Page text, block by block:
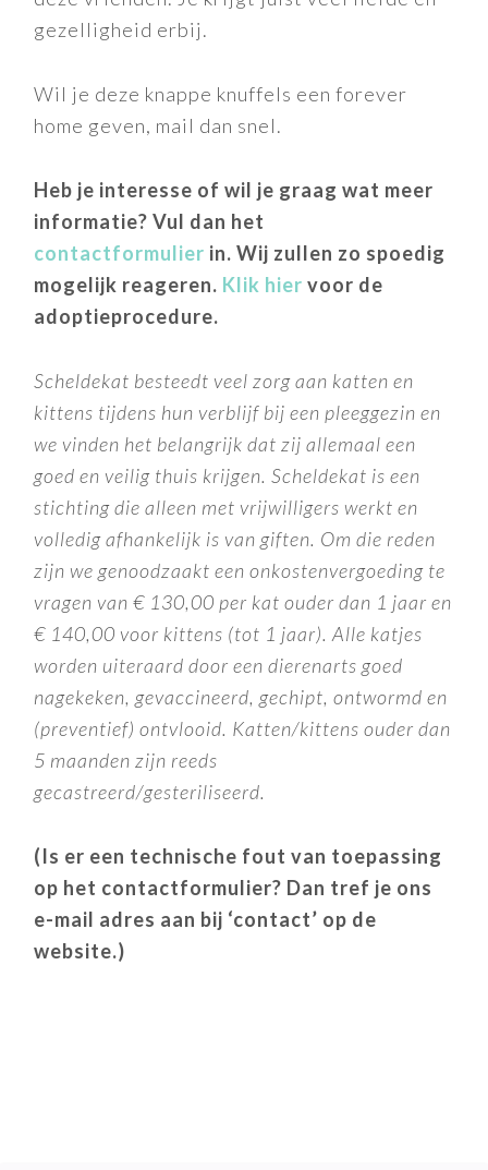
gezelligheid erbij.
Wil je deze knappe knuffels een forever
home geven, mail dan snel.
Heb je interesse of wil je graag wat meer
informatie? Vul dan het
contactformulier in. Wij zullen zo spoedig
mogelijk reageren. Klik hier voor de
adoptieprocedure.
Scheldekat besteedt veel zorg aan katten en
kittens tijdens hun verblijf bij een pleeggezin en
we vinden het belangrijk dat zij allemaal een
goed en veilig thuis krijgen. Scheldekat is een
stichting die alleen met vrijwilligers werkt en
volledig afhankelijk is van giften. Om die reden
zijn we genoodzaakt een onkostenvergoeding te
vragen van € 130,00 per kat ouder dan 1 jaar en
€ 140,00 voor kittens (tot 1 jaar). Alle katjes
worden uiteraard door een dierenarts goed
nagekeken, gevaccineerd, gechipt, ontwormd en
(preventief) ontvlooid. Katten/kittens ouder dan
5 maanden zijn reeds
gecastreerd/gesteriliseerd.
(Is er een technische fout van toepassing
op het contactformulier? Dan tref je ons
e-mail adres aan bij ‘contact’ op de
website.)